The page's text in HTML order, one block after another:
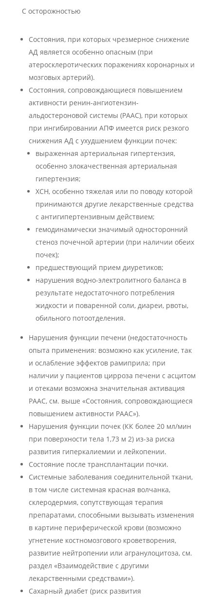
C осторожностью
Состояния, при которых чрезмерное снижение
АД является особенно опасным (при
атеросклеротических поражениях коронарных и
мозговых артерий).
Состояния, сопровождающиеся повышением
активности ренин-ангиотензин-
альдостероновой системы (РААС), при которых
при ингибировании АПФ имеется риск резкого
снижения АД с ухудшением функции почек:
выраженная артериальная гипертензия,
особенно злокачественная артериальная
гипертензия;
ХСН, особенно тяжелая или по поводу которой
принимаются другие лекарственные средства
с антигипертензивным действием;
гемодинамически значимый односторонний
стеноз почечной артерии (при наличии обеих
почек);
предшествующий прием диуретиков;
нарушения водно-электролитного баланса в
результате недостаточного потребления
жидкости и поваренной соли, диареи, рвоты,
обильного потоотделения.
Нарушения функции печени (недостаточность
опыта применения: возможно как усиление, так
и ослабление эффектов рамиприла; при
наличии у пациентов цирроза печени с асцитом
и отеками возможна значительная активация
РААС, см. выше «Состояния, сопровождающиеся
повышением активности РААС»).
Нарушения функции почек (КК более 20 мл/мин
при поверхности тела 1,73 м 2) из-за риска
развития гиперкалиемии и лейкопении.
Состояние после трансплантации почки.
Системные заболевания соединительной ткани,
в том числе системная красная волчанка,
склеродермия, сопутствующая терапия
препаратами, способными вызывать изменения
в картине периферической крови (возможно
угнетение костномозгового кроветворения,
развитие нейтропении или агранулоцитоза, см.
раздел «Взаимодействие с другими
лекарственными средствами»).
Сахарный диабет (риск развития